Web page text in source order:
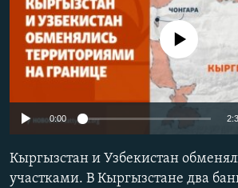
No media source
0:00
Кыргызстан и Узбекистан
участками. В Кыргызстане два